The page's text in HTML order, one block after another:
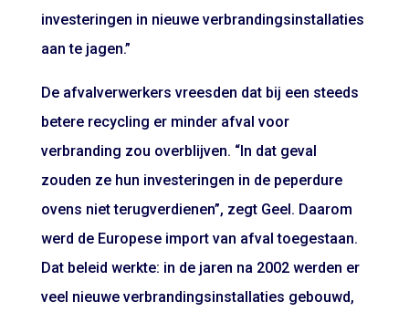
investeringen in nieuwe verbrandingsinstallaties
aan te jagen.”
De afvalverwerkers vreesden dat bij een steeds
betere recycling er minder afval voor
verbranding zou overblijven. “In dat geval
zouden ze hun investeringen in de peperdure
ovens niet terugverdienen”, zegt Geel. Daarom
werd de Europese import van afval toegestaan.
Dat beleid werkte: in de jaren na 2002 werden er
veel nieuwe verbrandingsinstallaties gebouwd,